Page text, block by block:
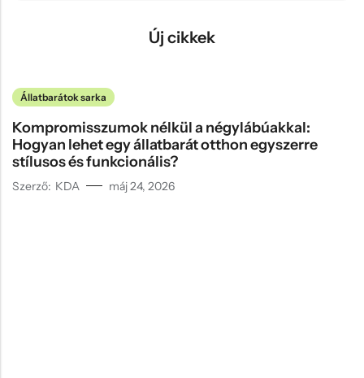
Új cikkek
Állatbarátok sarka
Kompromisszumok nélkül a négylábúakkal:
Hogyan lehet egy állatbarát otthon egyszerre
stílusos és funkcionális?
Szerző: KDA máj 24, 2026